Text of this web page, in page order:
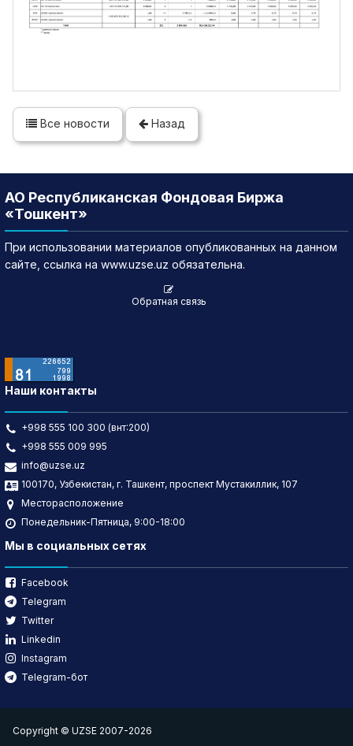
Все новости Назад
АО Республиканская Фондовая Биржа
«Тошкент»
При использовании материалов опубликованных на данном
сайте, ссылка на www.uzse.uz обязательна.
Обратная связь
Наши контакты
+998 555 100 300 (внт:200)
+998 555 009 995
info@uzse.uz
100170, Узбекистан, г. Ташкент, проспект Мустакиллик, 107
Месторасположение
Понедельник-Пятница, 9:00-18:00
Мы в социальных сетях
Facebook
Telegram
Twitter
Linkedin
Instagram
Telegram-бот
Copyright © UZSE 2007-2026